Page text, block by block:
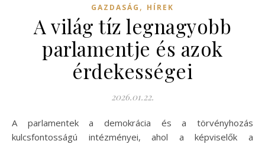
GAZDASÁG , HÍREK
A világ tíz legnagyobb
parlamentje és azok
érdekességei
2026.01.22.
A parlamentek a demokrácia és a törvényhozás
kulcsfontosságú intézményei, ahol a képviselők a